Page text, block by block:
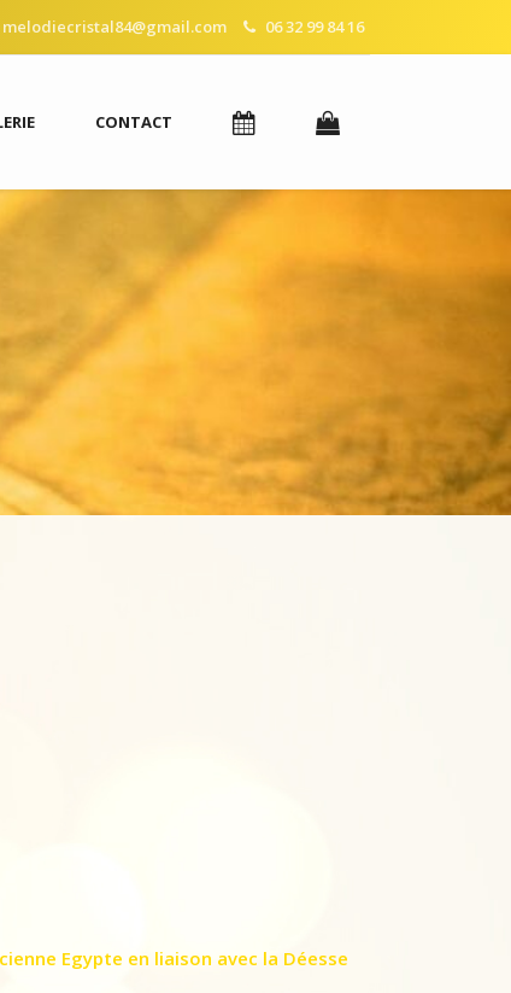
melodiecristal84@gmail.com 06 32 99 84 16
CONTACT
Egypte en liaison avec la Déesse